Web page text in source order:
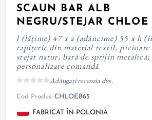
SCAUN BAR ALB
NEGRU/STEJAR CHLOE
l (lățime) 47 x a (adâncime) 55 x h
tapițerie din material textil, picioare
stejar natur, bară de sprijin
personalizare comandă
Adăugați recenzia dvs.
Cod Produs: CHLOEB65
FABRICAT ÎN POLONIA